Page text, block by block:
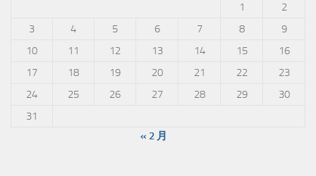
1
2
3
4 5 6 7 8
9
10
11 12 13 14 15
16
17
18 19 20 21 22
23
24
25 26 27 28 29
30
31
« 2 月